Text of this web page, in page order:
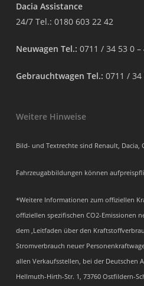
Dacia Assistance
24/7 Tel.: 0180 603 22 42
Neuwagen Tel.: 0711 / 34 53 0 –
Gebrauchtwagen Tel.: 0711 / 34
Weitere Hinweise
Bild- und Textrechte sind Renault, Dacia,
Fahrzeugabbildungen können
*Weitere Informationen zum offiziellen
offiziellen spezifischen CO2-Emissionen
dem ‚Leitfaden über den
Stromverbrauch neuer
allen Verkaufsstellen, bei der Deutschen
Hellmuth-Hirth-Str. 1, 73760 Ostfildern-